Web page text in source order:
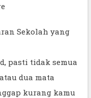
Sekolah yang
pasti tidak semua
dua mata
kurang kamu